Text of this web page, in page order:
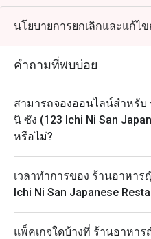
นโยบายการยกเลิกและแก้ไข
คำถามที่พบบ่อย
สามารถจองออนไลน์สำหรั
นิ ซัง (123 Ichi Ni San
หรือไม่?
เวลาทำการของ ร้านอาหา
Ichi Ni San Japanese
แพ็คเกจใดบ้างที่ ร้านอาหา